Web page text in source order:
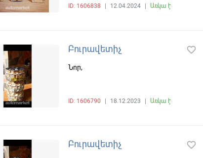
ID: 1606838 12.04.2024 Առկա է
Բուրավետիչ
Նոր,
ID: 1606790 18.12.2023 Առկա է
favorite_border
Բուրավետիչ favorite_border